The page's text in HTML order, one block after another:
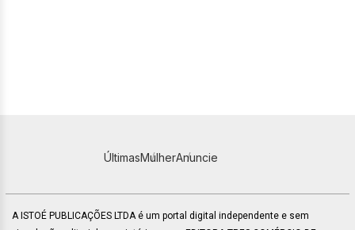
ÚltimasMulherAnuncie
A ISTOÉ PUBLICAÇÕES LTDA é um portal digital independente e sem